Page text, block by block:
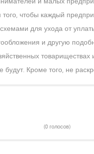
того, чтобы каждый
для ухода от
и другую
будут. Кроме того, не
(0 голосов)